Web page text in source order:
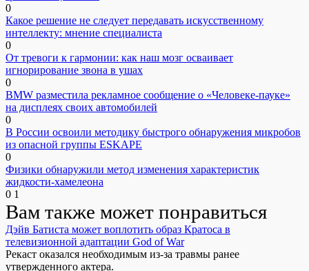
0
Какое решение не следует передавать искусственному
интеллекту: мнение специалиста
0
От тревоги к гармонии: как наш мозг осваивает
игнорирование звона в ушах
0
BMW разместила рекламное сообщение о «Человеке-пауке»
на дисплеях своих автомобилей
0
В России освоили методику быстрого обнаружения микробов
из опасной группы ESKAPE
0
Физики обнаружили метод изменения характеристик
жидкости-хамелеона
0 1
Вам также может понравиться
Дэйв Батиста может воплотить образ Кратоса в
телевизионной адаптации God of War
Рекаст оказался необходимым из-за травмы ранее
утвержденного актера.